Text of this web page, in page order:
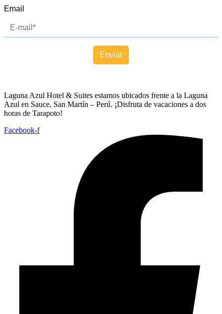
Laguna Azul Hotel & Suites estamos ubicados frente a la Laguna
Azul en Sauce, San Martín – Perú. ¡Disfruta de vacaciones a dos
horas de Tarapoto!
Facebook-f